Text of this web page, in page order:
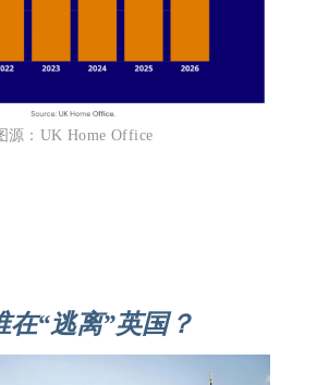
源：UK Home Office
在“逃离”英国？